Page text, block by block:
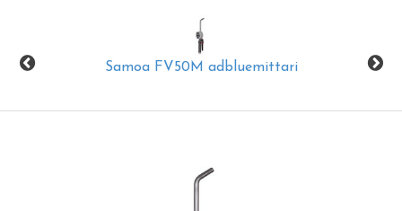
Samoa FV50M adbluemittari